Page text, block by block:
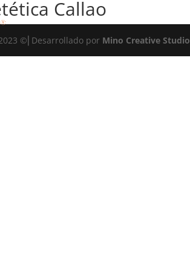
Callao
©⎜Desarrollado por Mino Creative Studio